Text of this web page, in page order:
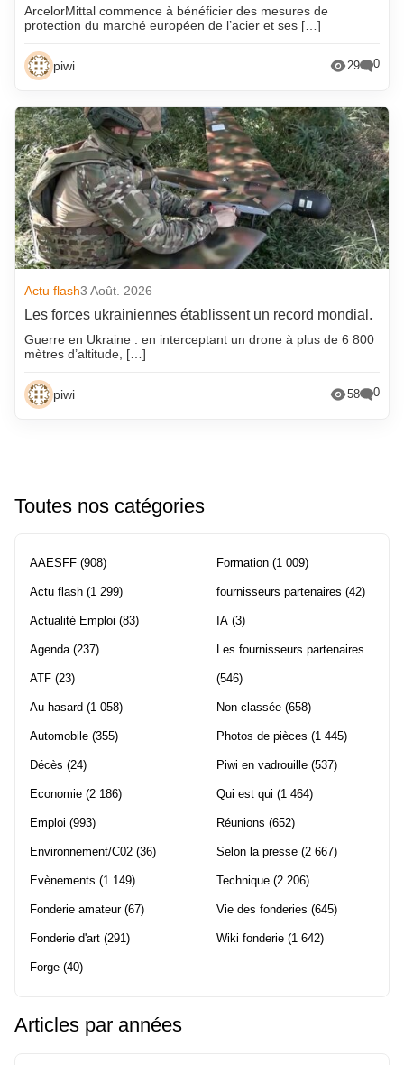
ArcelorMittal commence à bénéficier des mesures de
protection du marché européen de l’acier et ses […]
piwi 29 0
Actu flash3 Août. 2026
Les forces ukrainiennes établissent un record mondial.
Guerre en Ukraine : en interceptant un drone à plus de 6 800
mètres d’altitude, […]
piwi 58 0
Toutes nos catégories
AAESFF (908)
Actu flash (1 299)
Actualité Emploi (83)
Agenda(237)
ATF (23)
Au hasard (1 058)
Automobile (355)
Décès (24)
Economie (2 186)
Emploi (993)
Environnement/C02 (36)
Evènements (1 149)
Fonderie amateur(67)
Fonderie d'art (291)
Forge (40)
Formation (1 009)
fournisseurs partenaires (42)
IA (3)
Les fournisseurs partenaires
(546)
Non classée (658)
Photos de pièces (1 445)
Piwi en vadrouille (537)
Qui est qui (1 464)
Réunions (652)
Selon la presse (2 667)
Technique (2 206)
Vie des fonderies (645)
Wiki fonderie (1 642)
Articles par années